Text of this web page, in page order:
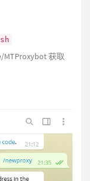
MTProxybot 获取